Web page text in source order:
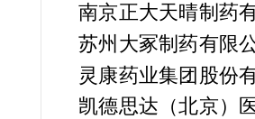
南京正大天晴制药
苏州大冢制药有限
灵康药业集团股份
凯德思达（北京）